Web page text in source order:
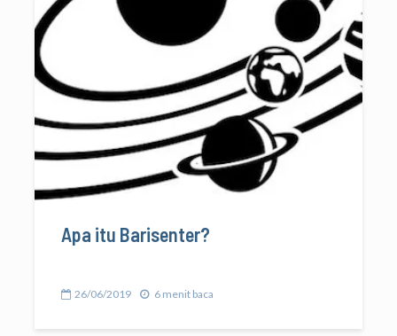
Apa itu Barisenter?
26/06/2019 6 menit baca